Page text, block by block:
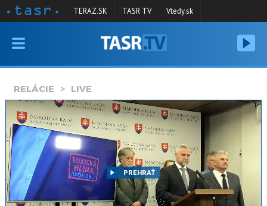
VYSIELANIE
SPRAVODAJSTVO
KONTAKT
ARCHÍV
TERAZ.SK TASR TV Vtedy.sk
RELÁCIE LIVE
PREHRAŤ